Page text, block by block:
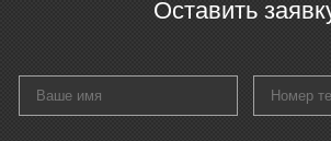
Оставить